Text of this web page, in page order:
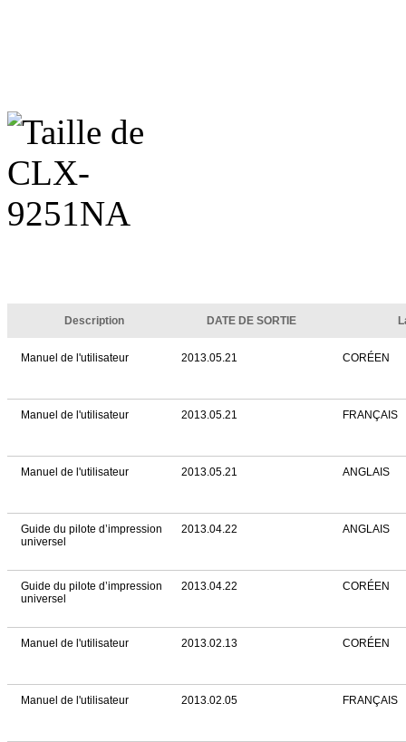
Description DATE DE SORTIE
Manuel de l'utilisateur 2013.05.21 CORÉEN
Manuel de l'utilisateur 2013.05.21 FRANÇAIS
Manuel de l'utilisateur 2013.05.21 ANGLAIS
Guide du pilote d’impression
universel
2013.04.22 ANGLAIS
Guide du pilote d’impression
universel
2013.04.22 CORÉEN
Manuel de l'utilisateur 2013.02.13 CORÉEN
Manuel de l'utilisateur 2013.02.05 FRANÇAIS